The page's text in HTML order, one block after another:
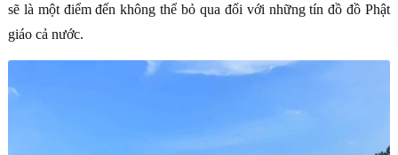
sẽ là một điểm đến không thể bỏ qua đối với những tín đồ đồ Phật
giáo cả nước.